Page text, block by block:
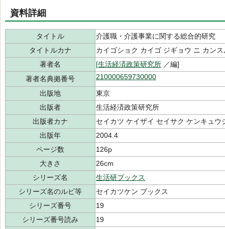
資料詳細
タイトル
介護職・介護事業に関する総合的研究
タイトルカナ
カイゴショク カイゴ ジギョウ ニ カン
著者名
[生活経済政策研究所 ／編]
著者名典拠番号
210000659730000
出版地
東京
出版者
生活経済政策研究所
出版者カナ
セイカツ ケイザイ セイサク ケンキュウ
出版年
2004.4
ページ数
126p
大きさ
26cm
シリーズ名
生活研ブックス
シリーズ名のルビ等
セイカツケン ブックス
シリーズ番号
19
シリーズ番号読み
19